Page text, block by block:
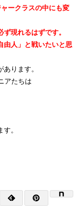
ークラスの中にも変
現れるはずです。
由人」と戦いたいと思
ります。
アたちは
。